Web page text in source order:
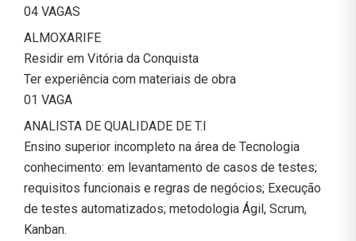
04 VAGAS
ALMOXARIFE
Residir em Vitória da Conquista
Ter experiência com materiais de obra
01 VAGA
ANALISTA DE QUALIDADE DE T.I
Ensino superior incompleto na área de Tecnologia
conhecimento: em levantamento de casos de testes;
requisitos funcionais e regras de negócios; Execução
de testes automatizados; metodologia Ágil, Scrum,
Kanban.